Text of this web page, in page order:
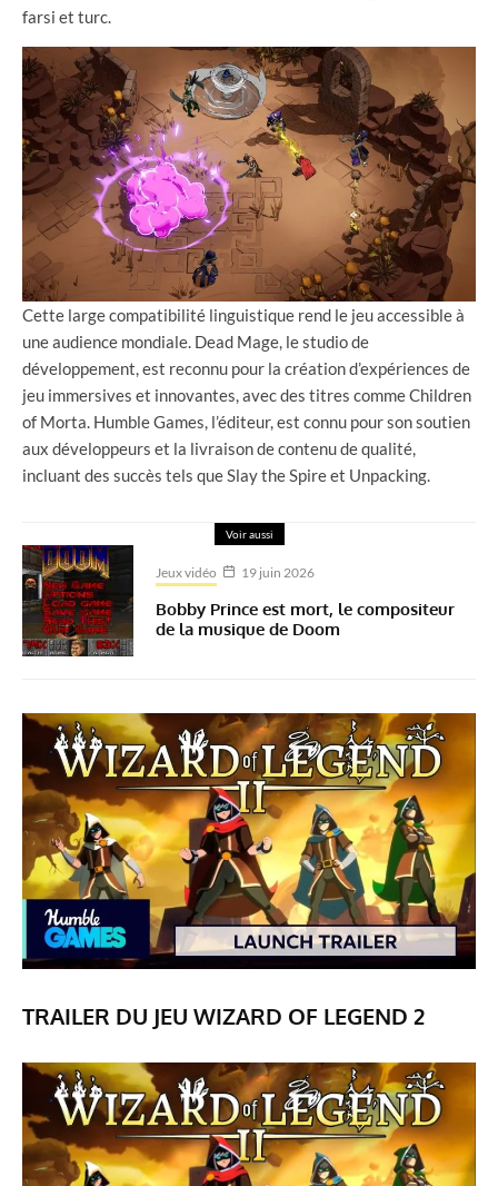
farsi et turc.
Cette large compatibilité linguistique rend le jeu accessible à
une audience mondiale. Dead Mage, le studio de
développement, est reconnu pour la création d’expériences de
jeu immersives et innovantes, avec des titres comme Children
of Morta. Humble Games, l’éditeur, est connu pour son soutien
aux développeurs et la livraison de contenu de qualité,
incluant des succès tels que Slay the Spire et Unpacking.
Voir aussi
Jeux vidéo 19 juin 2026
Bobby Prince est mort, le compositeur
de la musique de Doom
TRAILER DU JEU WIZARD OF LEGEND 2